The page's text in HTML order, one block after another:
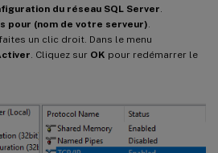
du réseau SQL Server
pour (nom de votre serveur)
un clic droit. Dans le menu
. Cliquez sur OK pour redémarrer le